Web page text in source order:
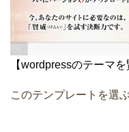
【wordpressのテーマ
このテンプレートを選